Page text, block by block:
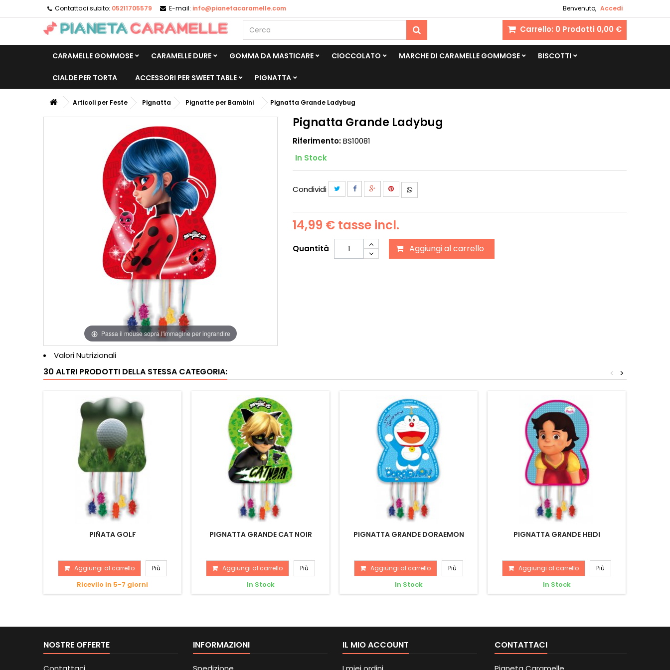
Benvenuto, Accedi
Contattaci subito: 05211705579 E-mail: info@pianetacaramelle.com
Carrello: 0 Prodotti 0,00 €
CARAMELLE GOMMOSE CARAMELLE DURE GOMMA DA MASTICARE CIOCCOLATO MARCHE DI CARAMELLE GOMMOSE BISCOTTI
CIALDE PER TORTA ACCESSORI PER SWEET TABLE PIGNATTA
Articoli per Feste Pignatta Pignatte per Bambini Pignatta Grande Ladybug
Passa il mouse sopra l'immagine per ingrandire
Pignatta Grande Ladybug
Riferimento: BS10081
In Stock
Condividi
14,99 € tasse incl.
Quantità Aggiungi al carrello
Valori Nutrizionali
30 ALTRI PRODOTTI DELLA STESSA CATEGORIA: >
<
PIÑATA GOLF
Aggiungi al carrello Più
Ricevilo in 5-7 giorni
PIGNATTA GRANDE CAT NOIR
Aggiungi al carrello Più
In Stock
PIGNATTA GRANDE DORAEMON
Aggiungi al carrello Più
In Stock
PIGNATTA GRANDE HEIDI
Aggiungi al carrello Più
In Stock
NOSTRE OFFERTE INFORMAZIONI IL MIO ACCOUNT CONTATTACI